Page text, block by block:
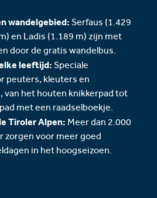
wandelgebied: Serfaus (1.429
en Ladis (1.189 m) zijn met
door de gratis wandelbus.
leeftijd: Speciale
peuters, kleuters en
van het houten knikkerpad tot
met een raadselboekje.
Tiroler Alpen: Meer dan 2.000
zorgen voor meer goed
in het hoogseizoen.